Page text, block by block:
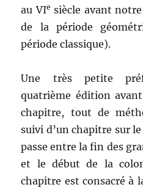
au VIe siècle avant
de la période
période classique).
Une très petite
quatrième édition
chapitre, tout de
suivi d’un chapitre sur
passe entre la fin des
et le début de la
chapitre est consacré à